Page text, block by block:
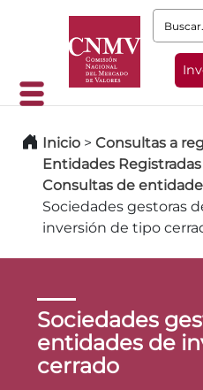
Buscar:
Inicio > Consultas a
Entidades
Consultas de
Sociedades gestoras
inversión de tipo
Sociedades
entidades de
cerrado